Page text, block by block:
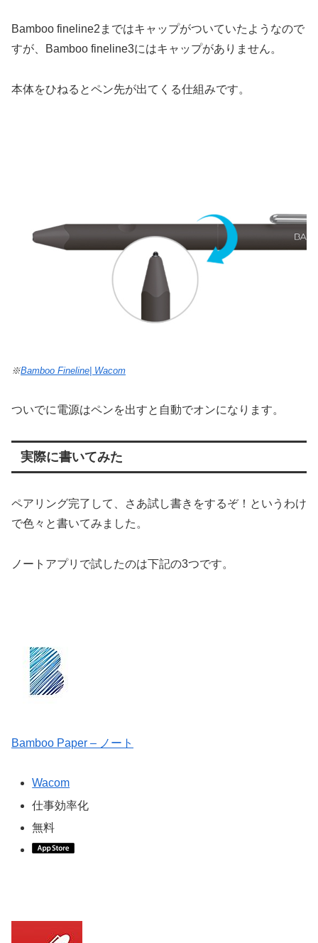
Bamboo fineline2まではキャップがついていたようなので
すが、Bamboo fineline3にはキャップがありません。
本体をひねるとペン先が出てくる仕組みです。
※Bamboo Fineline| Wacom
ついでに電源はペンを出すと自動でオンになります。
実際に書いてみた
ペアリング完了して、さあ試し書きをするぞ！というわけ
で色々と書いてみました。
ノートアプリで試したのは下記の3つです。
Bamboo Paper – ノート
Wacom
仕事効率化
無料